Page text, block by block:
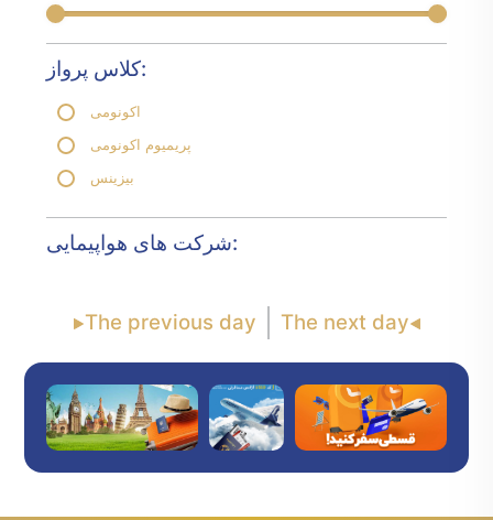
کلاس پرواز:
اکونومی
پریمیوم اکونومی
بیزینس
شرکت های هواپیمایی:
The previous day The next day